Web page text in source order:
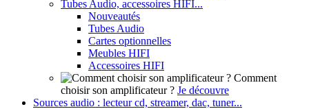
Tubes Audio, accessoires HIFI...
Nouveautés
Tubes Audio
Cartes optionnelles
Meubles HIFI
Accessoires HIFI
Comment
choisir son amplificateur ? Je découvre
Sources audio : lecteur cd, streamer, dac, tuner...